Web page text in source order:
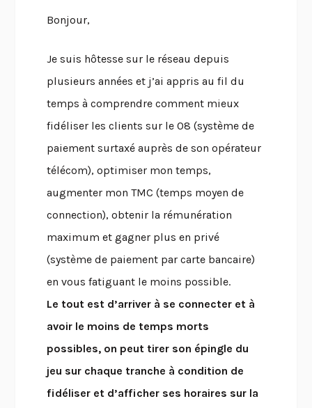
Bonjour,
Je suis hôtesse sur le réseau depuis
plusieurs années et j’ai appris au fil du
temps à comprendre comment mieux
fidéliser les clients sur le 08 (système de
paiement surtaxé auprès de son opérateur
télécom), optimiser mon temps,
augmenter mon TMC (temps moyen de
connection), obtenir la rémunération
maximum et gagner plus en privé
(système de paiement par carte bancaire)
en vous fatiguant le moins possible.
Le tout est d’arriver à se connecter et à
avoir le moins de temps morts
possibles, on peut tirer son épingle du
jeu sur chaque tranche à condition de
fidéliser et d’afficher ses horaires sur la